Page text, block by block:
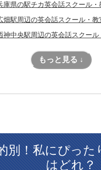
庫県の駅チカ英会話スクール・
畑駅周辺の英会話スクール・教
神中央駅周辺の英会話スクール
もっと見る ↓
別！私にぴった
はどれ？